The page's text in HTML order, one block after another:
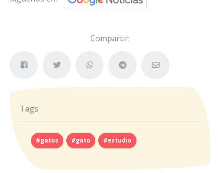
Compartir:
Tags
#gatos #gato #estudio